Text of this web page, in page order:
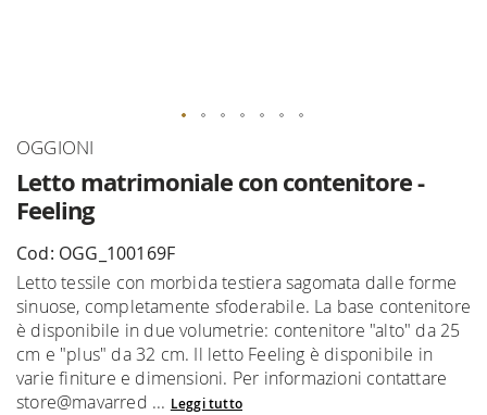
Letto matrimoniale con contenitore -
Feeling
OGGIONI
Cod: OGG_100169F
Letto tessile con morbida testiera sagomata dalle forme
sinuose, completamente sfoderabile. La base contenitore
è disponibile in due volumetrie: contenitore "alto" da 25
cm e "plus" da 32 cm. Il letto Feeling è disponibile in
varie finiture e dimensioni. Per informazioni contattare
store@mavarred ... Leggi tutto
Vai
della
galleria
immagini